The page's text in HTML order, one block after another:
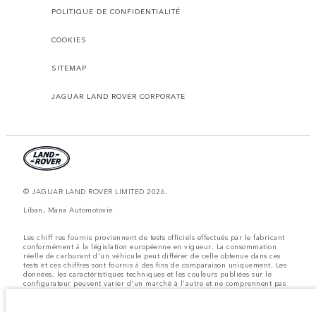
POLITIQUE DE CONFIDENTIALITÉ
COOKIES
SITEMAP
JAGUAR LAND ROVER CORPORATE
© JAGUAR LAND ROVER LIMITED 2026.
Liban, Mana Automotovie
Les chiff res fournis proviennent de tests officiels effectués par le fabricant
conformément å la législation européenne en vigueur. La consommation
réelle de carburant d'un véhicule peut différer de celle obtenue dans ces
tests et ces chiffres sont fournis å des fins de comparaison uniquement. Les
données, les caractéristiques techniques et les couleurs publiées sur le
configurateur peuvent varier d'un marché à l'autre et ne comprennent pas